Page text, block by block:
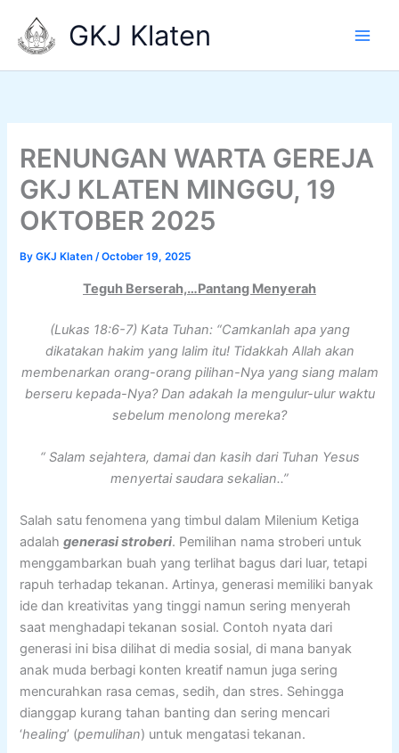
content
GKJ Klaten
RENUNGAN WARTA GEREJA
GKJ KLATEN MINGGU, 19
OKTOBER 2025
ByGKJ Klaten/October 19, 2025
Teguh Berserah,…Pantang Menyerah
(Lukas 18:6-7) Kata Tuhan: “Camkanlah apa yang
dikatakan hakim yang lalim itu! Tidakkah Allah akan
membenarkan orang-orang pilihan-Nya yang siang malam
berseru kepada-Nya? Dan adakah Ia mengulur-ulur waktu
sebelum menolong mereka?
“ Salam sejahtera, damai dan kasih dari Tuhan Yesus
menyertai saudara sekalian..”
Salah satu fenomena yang timbul dalam Milenium Ketiga
adalahgenerasi stroberi. Pemilihan nama stroberi untuk
menggambarkan buah yang terlihat bagus dari luar, tetapi
rapuh terhadap tekanan. Artinya, generasi memiliki banyak
ide dan kreativitas yang tinggi namun sering menyerah
saat menghadapi tekanan sosial. Contoh nyata dari
generasi ini bisa dilihat di media sosial, di mana banyak
anak muda berbagi konten kreatif namun juga sering
mencurahkan rasa cemas, sedih, dan stres. Sehingga
dianggap kurang tahan banting dan sering mencari
‘healing’ (pemulihan) untuk mengatasi tekanan.